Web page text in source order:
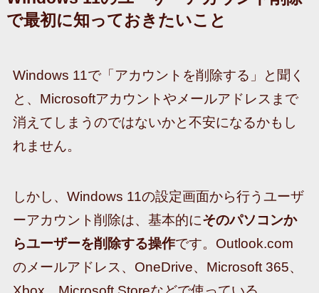
で最初に知っておきたいこと
Windows 11で「アカウントを削除する」と聞く
と、Microsoftアカウントやメールアドレスまで
消えてしまうのではないかと不安になるかもし
れません。
しかし、Windows 11の設定画面から行うユーザ
ーアカウント削除は、基本的にそのパソコンか
らユーザーを削除する操作です。Outlook.com
のメールアドレス、OneDrive、Microsoft 365、